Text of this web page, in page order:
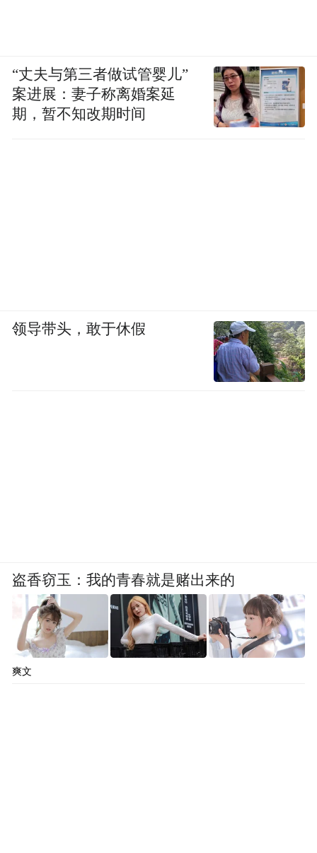
“丈夫与第三者做试管婴儿”
案进展：妻子称离婚案延
期，暂不知改期时间
领导带头，敢于休假
盗香窃玉：我的青春就是赌出来的
爽文